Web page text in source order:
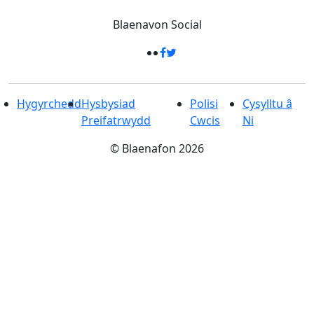
Blaenavon Social
HygyrcheddHysbysiad
Preifatrwydd
Polisi
Cwcis
Cysylltu â
Ni
© Blaenafon 2026